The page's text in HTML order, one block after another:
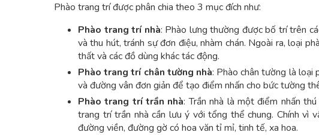
Phào trang trí được phân chia theo 3 mục đích như:
Phào trang trí nhà: Phào lưng thường được bố trí trên
và thu hút, tránh sự đơn điệu, nhàm chán. Ngoài ra, loại
thất và các đồ dùng khác tác động.
Phào trang trí chân tường nhà: Phào chân tường là loại
và đường vân đơn giản để tạo điểm nhấn cho bức tường
Phào trang trí trần nhà: Trần nhà là một điểm nhấn
trang trí trần nhà cần lưu ý với tổng thể chung. Chính vì
đường viền, đường gờ có hoa văn tỉ mỉ, tinh tế, xa hoa.